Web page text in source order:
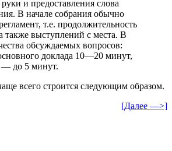
и предоставления слова
В начале собрания обычно
т.е. продолжительность
также выступлений с места. В
обсуждаемых вопросов:
доклада 10—20 минут,
— до 5 минут.
всего строится следующим образом.
[Далее —>]